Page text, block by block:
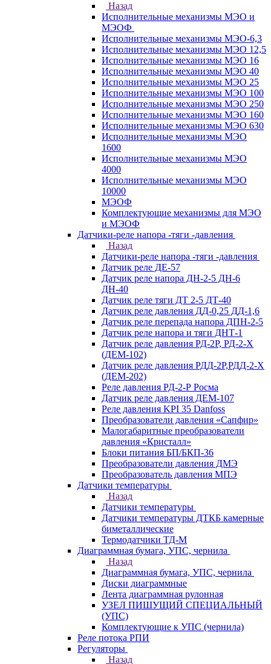
Назад
Исполнительные механизмы МЭО и
МЭОФ
Исполнительные механизмы МЭО-6,3
Исполнительные механизмы МЭО 12,5
Исполнительные механизмы МЭО 16
Исполнительные механизмы МЭО 40
Исполнительные механизмы МЭО 25
Исполнительные механизмы МЭО 100
Исполнительные механизмы МЭО 250
Исполнительные механизмы МЭО 160
Исполнительные механизмы МЭО 630
Исполнительные механизмы МЭО
1600
Исполнительные механизмы МЭО
4000
Исполнительные механизмы МЭО
10000
МЭОФ
Комплектующие механизмы для МЭО
и МЭОФ
Датчики-реле напора -тяги -давления
Назад
Датчики-реле напора -тяги -давления
Датчик реле ДЕ-57
Датчик реле напора ДН-2-5 ДН-6
ДН-40
Датчик реле тяги ДТ 2-5 ДТ-40
Датчик реле давления ДД-0,25 ДД-1,6
Датчик реле перепада напора ДПН-2-5
Датчик реле напора и тяги ДНТ-1
Датчик реле давления РД-2Р, РД-2-Х
(ДЕМ-102)
Датчик реле давления РДД-2Р,РДД-2-Х
(ДЕМ-202)
Реле давления РД-2-Р Росма
Датчик реле давления ДЕМ-107
Реле давления KPI 35 Danfoss
Преобразователи давления «Сапфир»
Малогабаритные преобразователи
давления «Кристалл»
Блоки питания БП/БКП-36
Преобразователи давления ДМЭ
Преобразователь давления МПЭ
Датчики температуры
Назад
Датчики температуры
Датчики температуры ДТКБ камерные
биметаллические
Термодатчики ТД-М
Диаграммная бумага, УПС, чернила
Назад
Диаграммная бумага, УПС, чернила
Диски диаграммные
Лента диаграммная рулонная
УЗЕЛ ПИШУЩИЙ СПЕЦИАЛЬНЫЙ
(УПС)
Комплектующие к УПС (чернила)
Реле потока РПИ
Регуляторы
Назад